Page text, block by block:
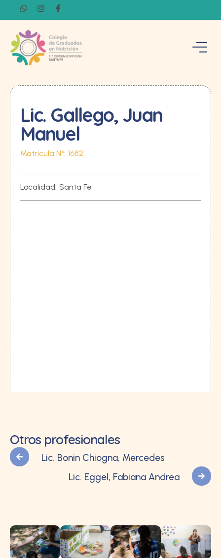
Lic. Gallego, Juan
Manuel
Matrícula N°: 1682
Localidad: Santa Fe
Otros profesionales
Lic. Bonin Chiogna, Mercedes
Lic. Eggel, Fabiana Andrea